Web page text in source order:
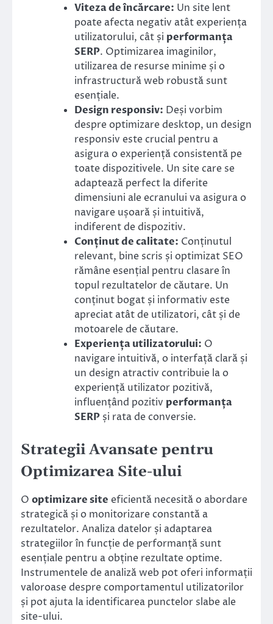
Viteza de încărcare: Un site lent
poate afecta negativ atât experiența
utilizatorului, cât și performanța
SERP. Optimizarea imaginilor,
utilizarea de resurse minime și o
infrastructură web robustă sunt
esențiale.
Design responsiv: Deși vorbim
despre optimizare desktop, un design
responsiv este crucial pentru a
asigura o experiență consistentă pe
toate dispozitivele. Un site care se
adaptează perfect la diferite
dimensiuni ale ecranului va asigura o
navigare ușoară și intuitivă,
indiferent de dispozitiv.
Conținut de calitate: Conținutul
relevant, bine scris și optimizat SEO
rămâne esențial pentru clasare în
topul rezultatelor de căutare. Un
conținut bogat și informativ este
apreciat atât de utilizatori, cât și de
motoarele de căutare.
Experiența utilizatorului: O
navigare intuitivă, o interfață clară și
un design atractiv contribuie la o
experiență utilizator pozitivă,
influențând pozitiv performanța
SERP și rata de conversie.
Strategii Avansate pentru
Optimizarea Site-ului
O optimizare site eficientă necesită o abordare
strategică și o monitorizare constantă a
rezultatelor. Analiza datelor și adaptarea
strategiilor în funcție de performanță sunt
esențiale pentru a obține rezultate optime.
Instrumentele de analiză web pot oferi informații
valoroase despre comportamentul utilizatorilor
și pot ajuta la identificarea punctelor slabe ale
site-ului.